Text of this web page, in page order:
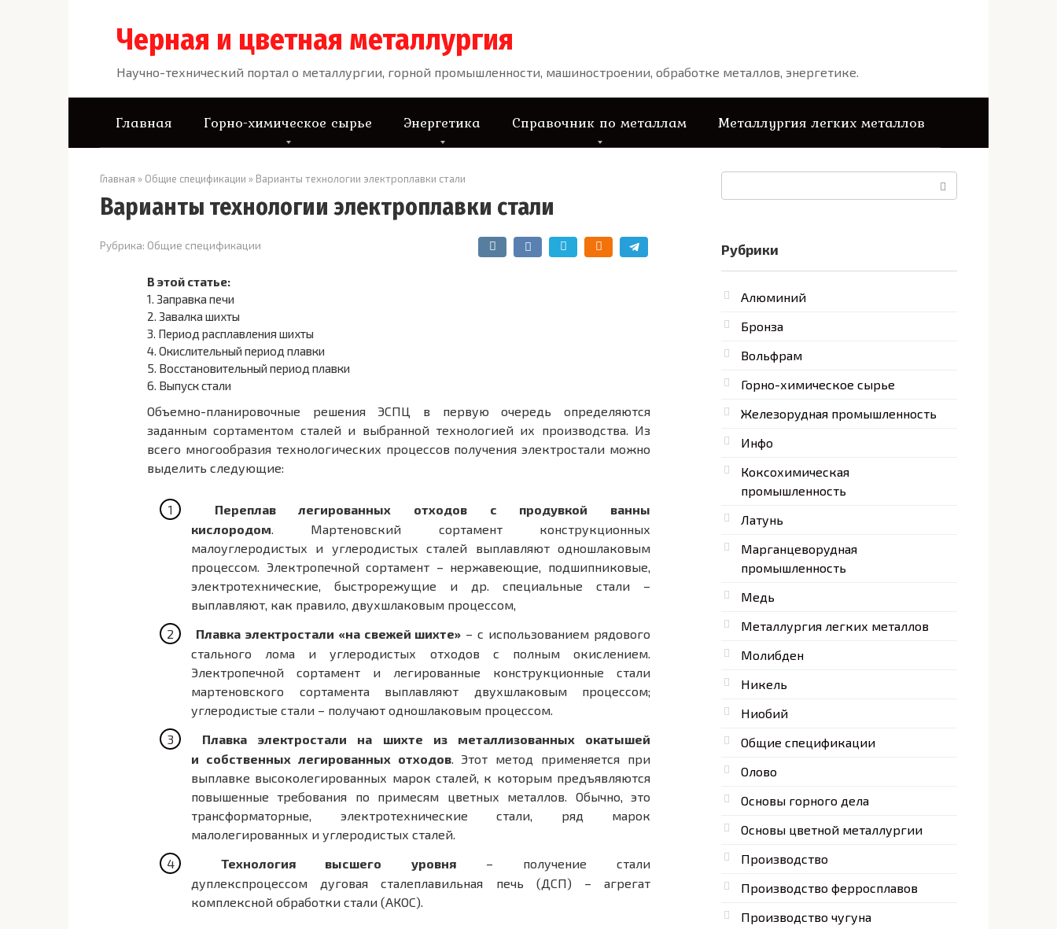
Черная и цветная металлургия
Научно-технический портал о металлургии, горной промышленности, машиностроении, обработке металлов, энергетике.
Главная Горно-химическое сырье Энергетика Справочник по металлам Металлургия легких металлов
Главная » Общие спецификации » Варианты технологии электроплавки стали
Варианты технологии электроплавки стали
Рубрика: Общие спецификации
В этой статье:
1. Заправка печи
2. Завалка шихты
3. Период расплавления шихты
4. Окислительный период плавки
5. Восстановительный период плавки
6. Выпуск стали
Объемно-планировочные решения ЭСПЦ в первую очередь определяются
заданным сортаментом сталей и выбранной технологией их производства. Из
всего многообразия технологических процессов получения электростали можно
выделить следующие:
Переплав легированных отходов с продувкой ванны
кислородом. Мартеновский сортамент конструкционных
малоуглеродистых и углеродистых сталей выплавляют одношлаковым
процессом. Электропечной сортамент – нержавеющие, подшипниковые,
электротехнические, быстрорежущие и др. специальные стали –
выплавляют, как правило, двухшлаковым процессом,
Плавка электростали «на свежей шихте» – с использованием рядового
стального лома и углеродистых отходов с полным окислением.
Электропечной сортамент и легированные конструкционные стали
мартеновского сортамента выплавляют двухшлаковым процессом;
углеродистые стали – получают одношлаковым процессом.
Плавка электростали на шихте из металлизованных окатышей
и собственных легированных отходов. Этот метод применяется при
выплавке высоколегированных марок сталей, к которым предъявляются
повышенные требования по примесям цветных металлов. Обычно, это
трансформаторные, электротехнические стали, ряд марок
малолегированных и углеродистых сталей.
Технология высшего уровня– получение стали
дуплекспроцессом дуговая сталеплавильная печь (ДСП) – агрегат
комплексной обработки стали (АКОС).
Рубрики
Алюминий
Бронза
Вольфрам
Горно-химическое сырье
Железорудная промышленность
Инфо
Коксохимическая
промышленность
Латунь
Марганцеворудная
промышленность
Медь
Металлургия легких металлов
Молибден
Никель
Ниобий
Общие спецификации
Олово
Основы горного дела
Основы цветной металлургии
Производство
Производство ферросплавов
Производство чугуна